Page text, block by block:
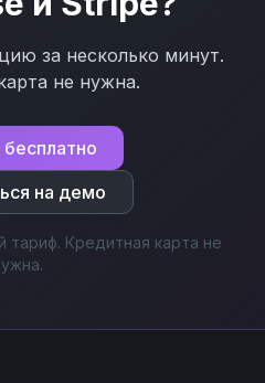
за несколько минут.
не нужна.
бесплатно
на демо
тариф. Кредитная карта не